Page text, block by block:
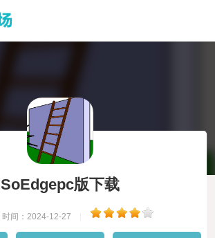
SoEdgepc版下载
时间：2024-12-27